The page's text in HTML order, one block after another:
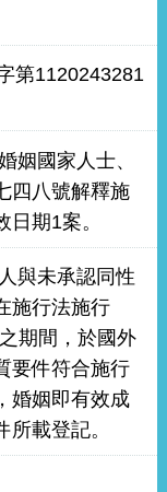
第1120243281
姻國家人士、
四八號解釋施
期1案。
與未承認同性
施行法施行
期間，於國外
要件符合施行
婚姻即有效成
載登記。